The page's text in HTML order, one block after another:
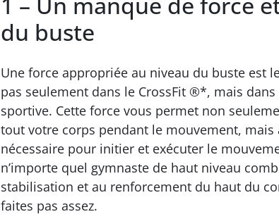
du buste
Une force appropriée au niveau du buste est
pas seulement dans le CrossFit ®*, mais
sportive. Cette force vous permet non
tout votre corps pendant le mouvement, mais
nécessaire pour initier et exécuter le
n’importe quel gymnaste de haut niveau
stabilisation et au renforcement du haut du
faites pas assez.